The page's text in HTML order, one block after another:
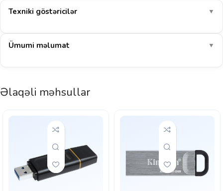
Texniki göstəricilər ▼
Ümumi məlumat ▼
Əlaqəli məhsullar